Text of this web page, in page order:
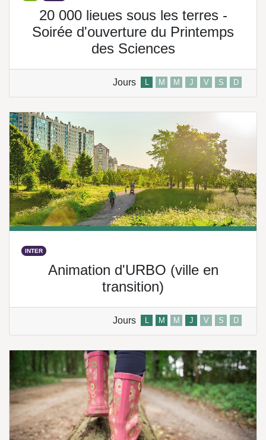
20 000 lieues sous les terres -
Soirée d'ouverture du Printemps
des Sciences
Jours L M M J V S D
INTER
Animation d'URBO (ville en
transition)
Jours L M M J V S D